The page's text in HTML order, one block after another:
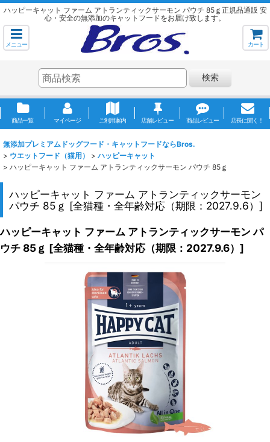
ハッピーキャット ファーム アトランティックサーモン パウチ 85ｇ正規品通販 安
心・安全の無添加のキャットフードをお届け致します。
メニュー カート
検索
商品一覧 マイページ ご利用案内 店舗レビュー 商品レビュー 店長に聞く！
無添加プレミアムドッグフード・キャットフードならBros.
> ウエットフード（猫用） > ハッピーキャット
> ハッピーキャット ファーム アトランティックサーモン パウチ 85ｇ
ハッピーキャット ファーム アトランティックサーモン
パウチ 85ｇ [全猫種・全年齢対応（期限：2027.9.6） ]
ハッピーキャット ファーム アトランティックサーモン パ
ウチ 85ｇ [全猫種・全年齢対応（期限：2027.9.6） ]